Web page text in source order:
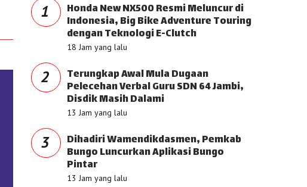
1 Honda New NX500 Resmi Meluncur di
Indonesia, Big Bike Adventure Touring
dengan Teknologi E-Clutch
18 Jam yang lalu
2 Terungkap Awal Mula Dugaan
Pelecehan Verbal Guru SDN 64 Jambi,
Disdik Masih Dalami
13 Jam yang lalu
3 Dihadiri Wamendikdasmen, Pemkab
Bungo Luncurkan Aplikasi Bungo
Pintar
13 Jam yang lalu